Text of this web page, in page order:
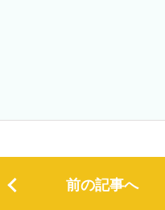
前の記事へ